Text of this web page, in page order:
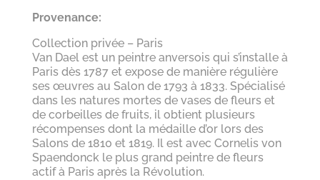
Provenance:
Collection privée – Paris
Van Dael est un peintre anversois qui s’installe à
Paris dès 1787 et expose de manière régulière
ses œuvres au Salon de 1793 à 1833. Spécialisé
dans les natures mortes de vases de fleurs et
de corbeilles de fruits, il obtient plusieurs
récompenses dont la médaille d’or lors des
Salons de 1810 et 1819. Il est avec Cornelis von
Spaendonck le plus grand peintre de fleurs
actif à Paris après la Révolution.